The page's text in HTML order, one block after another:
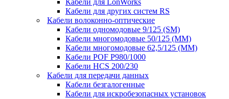
Кабели для других систем RS
Кабели волоконно-оптические
Кабели одномодовые 9/125 (SM)
Кабели многомодовые 50/125 (ММ)
Кабели многомодовые 62,5/125 (ММ)
Кабели POF P980/1000
Кабели HCS 200/230
Кабели для передачи данных
Кабели безгалогенные
Кабели для искробезопасных установок